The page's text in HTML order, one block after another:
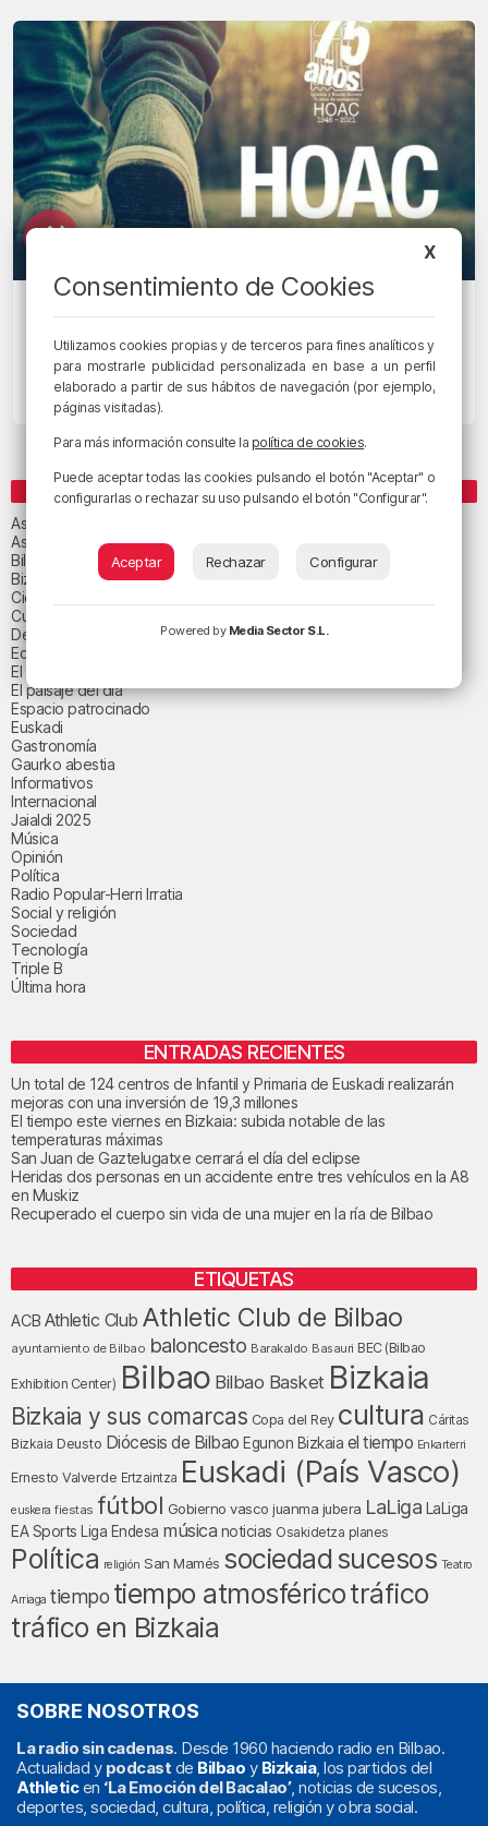
Maite Valdivieso: «Centralidad del
trabajo y cultura de la solidaridad”
27/01/2022 • 17:51 • JUANMA JUBERA
CATEGORÍAS
Asteburuko Planak
Asteko abestia
Bilbao
Bizkaia
Ciencia y salud
Cultura
Deportes
Economía
El paisaje de la semana
El paisaje del día
Espacio patrocinado
Euskadi
Gastronomía
Gaurko abestia
Informativos
Internacional
Jaialdi 2025
Música
Opinión
Política
Radio Popular-Herri Irratia
Social y religión
Sociedad
Tecnología
Triple B
Última hora
ENTRADAS RECIENTES
Un total de 124 centros de Infantil y Primaria de Euskadi realizarán
mejoras con una inversión de 19,3 millones
El tiempo este viernes en Bizkaia: subida notable de las
temperaturas máximas
San Juan de Gaztelugatxe cerrará el día del eclipse
Heridas dos personas en un accidente entre tres vehículos en la A8
en Muskiz
Recuperado el cuerpo sin vida de una mujer en la ría de Bilbao
ETIQUETAS
ACB Athletic Club Athletic Club de Bilbao
ayuntamiento de Bilbao baloncesto Barakaldo Basauri BEC (Bilbao
Exhibition Center) Bilbao Bilbao Basket Bizkaia
Bizkaia y sus comarcas Copa del Rey cultura Cáritas
Bizkaia Deusto Diócesis de Bilbao Egunon Bizkaia el tiempo Enkarterri
Ernesto Valverde Ertzaintza Euskadi (País Vasco)
euskera fiestas fútbol Gobierno vasco juanma jubera LaLiga LaLiga
EA Sports
Liga Endesa música noticias Osakidetza planes
Política religión San Mamés sociedad sucesos Teatro
Arriaga tiempo tiempo atmosféricotráfico
tráfico en Bizkaia
SOBRE NOSOTROS
La radio sin cadenas. Desde 1960 haciendo radio en Bilbao.
Actualidad y podcast de Bilbao y Bizkaia, los partidos del
Athleticen ‘La Emoción del Bacalao’, noticias de sucesos,
deportes, sociedad, cultura, política, religión y obra social.
X
Consentimiento de Cookies
Utilizamos cookies propias y de terceros para fines analíticos y
para mostrarle publicidad personalizada en base a un perfil
elaborado a partir de sus hábitos de navegación (por ejemplo,
páginas visitadas).
Para más información consulte la política de cookies.
Puede aceptar todas las cookies pulsando el botón "Aceptar" o
configurarlas o rechazar su uso pulsando el botón "Configurar".
Aceptar Rechazar Configurar
Powered by Media Sector S.L.